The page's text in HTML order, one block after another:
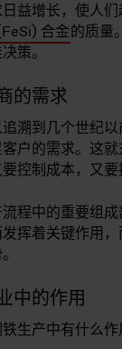
益增长，使人
合金的质量
策。
的需求
溯到几个世纪
户的需求。这
控制成本，又要
程中的重要组
挥着关键作用
中的作用
生产中有什么